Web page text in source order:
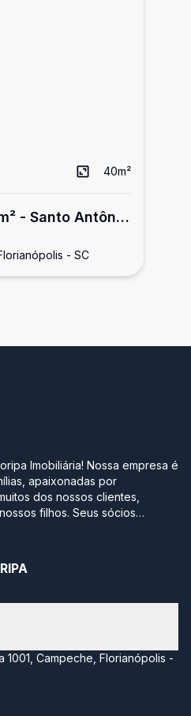
40m²
SC
- SC
Nossa empresa é
apaixonadas por
dos nossos clientes,
Seus sócios
e multinacionais, optaram
transparência e
importante na vida de qualquer
aos nossos clientes de
1001, Campeche, Florianópolis -